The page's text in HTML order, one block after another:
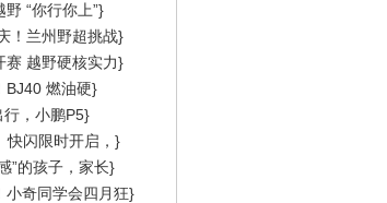
“你行你上”}
！兰州野超挑战}
赛 越野硬核实力}
BJ40 燃油硬}
，小鹏P5}
快闪限时开启，}
”的孩子，家长}
小奇同学会四月狂}